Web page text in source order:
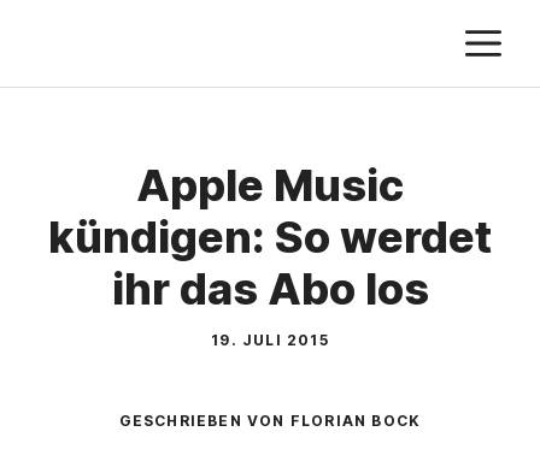
springen
Apple Music
kündigen: So werdet
ihr das Abo los
19. JULI 2015
GESCHRIEBEN VON FLORIAN BOCK